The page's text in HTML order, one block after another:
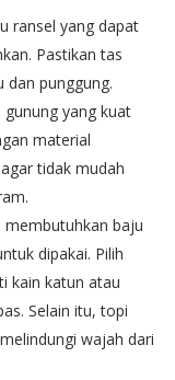
ransel yang dapat
Pastikan tas
dan punggung.
yang kuat
material
tidak mudah
membutuhkan baju
dipakai. Pilih
kain katun atau
Selain itu, topi
wajah dari